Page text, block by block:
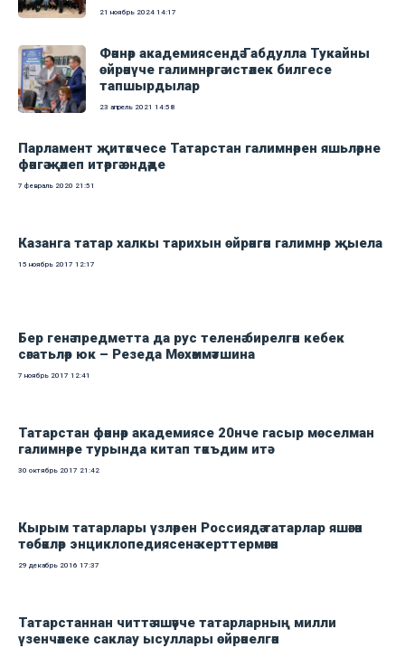
21 ноябрь 2024 14:17
Фәннәр академиясендә Габдулла Тукайны
өйрәнүче галимнәргә истәлек билгесе
тапшырдылар
23 апрель 2021 14:58
Парламент җитәкчесе Татарстан галимнәрен яшьләрне
фәнгә җәлеп итәргә өндәде
7 февраль 2020 21:51
Казанга татар халкы тарихын өйрәнгән галимнәр җыела
15 ноябрь 2017 12:17
Бер генә предметта да рус теленә бирелгән кебек
сәгатьләр юк – Резеда Мөхәммәтшина
7 ноябрь 2017 12:41
Татарстан фәннәр академиясе 20нче гасыр мөселман
галимнәре турында китап тәкъдим итә
30 октябрь 2017 21:42
Кырым татарлары үзләрен Россиядә татарлар яшәгән
төбәкләр энциклопедиясенә керттермәгән
29 декабрь 2016 17:37
Татарстаннан читтә яшәүче татарларның милли
үзенчәлеке саклау ысуллары өйрәнелгән